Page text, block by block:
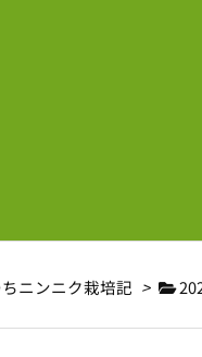
ニンニク栽培記 >